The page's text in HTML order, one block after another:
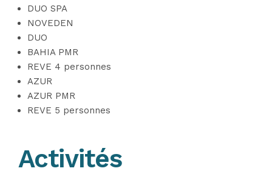
DUO SPA
NOVEDEN
DUO
BAHIA PMR
REVE 4 personnes
AZUR
AZUR PMR
REVE 5 personnes
Activités